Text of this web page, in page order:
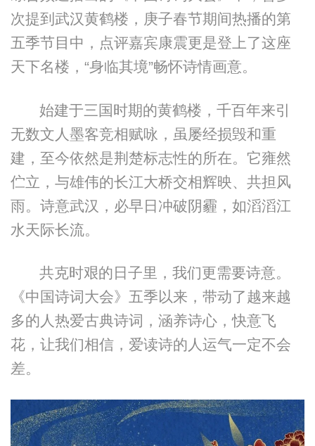
次提到武汉黄鹤楼，庚子春节期间热播的第
五季节目中，点评嘉宾康震更是登上了这座
天下名楼，“身临其境”畅怀诗情画意。
始建于三国时期的黄鹤楼，千百年来引
无数文人墨客竞相赋咏，虽屡经损毁和重
建，至今依然是荆楚标志性的所在。它雍然
伫立，与雄伟的长江大桥交相辉映、共担风
雨。诗意武汉，必早日冲破阴霾，如滔滔江
水天际长流。
共克时艰的日子里，我们更需要诗意。
《中国诗词大会》五季以来，带动了越来越
多的人热爱古典诗词，涵养诗心，快意飞
花，让我们相信，爱读诗的人运气一定不会
差。